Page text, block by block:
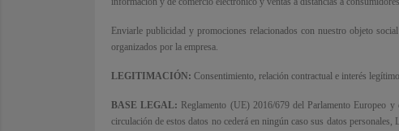
Enviarle publicidad y promociones relacionados con nuestro objeto
organizados por la empresa.
LEGITIMACIÓN: Consentimiento, relación contractual e interés
BASE LEGAL: Reglamento (UE) 2016/679 del Parlamento Europeo
circulación de estos datos no cederá en ningún caso sus datos